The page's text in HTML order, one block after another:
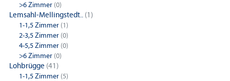
>6 Zimmer (0)
Lemsahl-Mellingstedt.. (1)
1-1,5 Zimmer (1)
2-3,5 Zimmer (0)
4-5,5 Zimmer (0)
>6 Zimmer (0)
Lohbrügge (41)
1-1,5 Zimmer (5)